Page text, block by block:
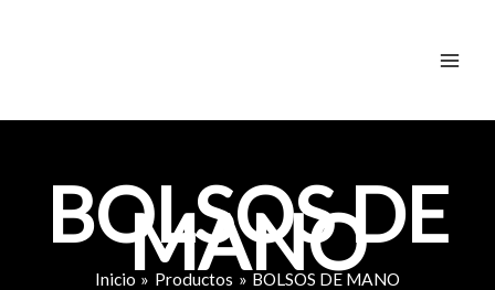
BOLSOS DE
MANO
Inicio Productos BOLSOS DE MANO